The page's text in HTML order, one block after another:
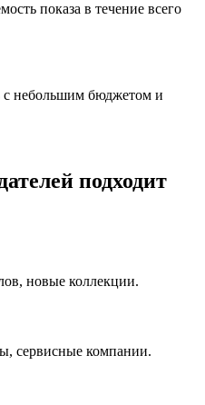
показа в течение всего
с небольшим бюджетом и
подходит
новые коллекции.
сервисные компании.